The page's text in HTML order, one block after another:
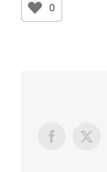
0
Facebook
X